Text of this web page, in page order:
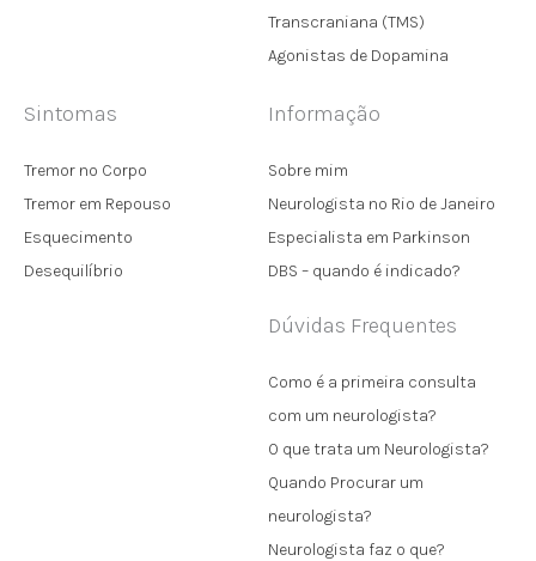
Transcraniana (TMS)
Agonistas de Dopamina
Sintomas
Tremor no Corpo
Tremor em Repouso
Esquecimento
Desequilíbrio
Informação
Sobre mim
Neurologista no Rio de Janeiro
Especialista em Parkinson
DBS – quando é indicado?
Dúvidas Frequentes
Como é a primeira consulta
com um neurologista?
O que trata um Neurologista?
Quando Procurar um
neurologista?
Neurologista faz o que?